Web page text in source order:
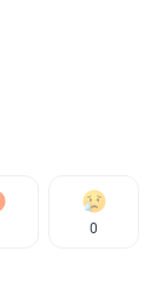
0